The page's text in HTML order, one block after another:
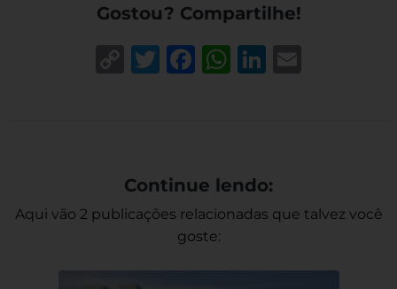
Gostou? Compartilhe!
CopyTwitter
Facebook
WhatsApp
LinkedIn
Continue lendo:
Aqui vão 2 publicações relacionadas que talvez você
goste: